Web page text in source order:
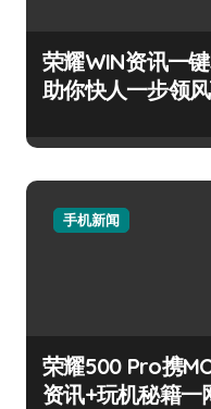
荣耀WIN资讯一
助你快人一步领风
手机新闻
荣耀500 Pro携
资讯+玩机秘籍一